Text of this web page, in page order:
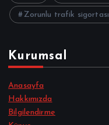
Zorunlu trafik sigortası
Kurumsal
Anasayfa
Hakkımızda
Bilgilendirme